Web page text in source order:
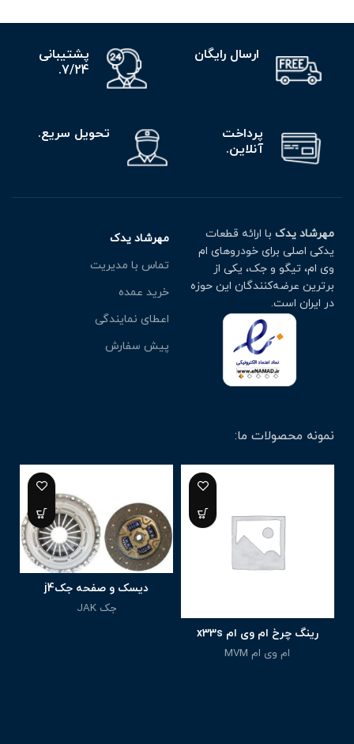
ارسال رایگان
پشتیبانی
7/24.
پرداخت
آنلاین.
تحویل سریع.
مهرشاد یدک با ارائه قطعات
یدکی اصلی برای خودروهای ام
وی ام، تیگو و جک، یکی از
برترین عرضه‌کنندگان این حوزه
در ایران است.
مهرشاد یدک
تماس با مدیریت
خرید عمده
اعطای نمایندگی
پیش سفارش
نمونه محصولات ما:
رینگ چرخ ام وی ام x33s
ام وی ام MVM
دیسک و صفحه جکj4
جک JAK